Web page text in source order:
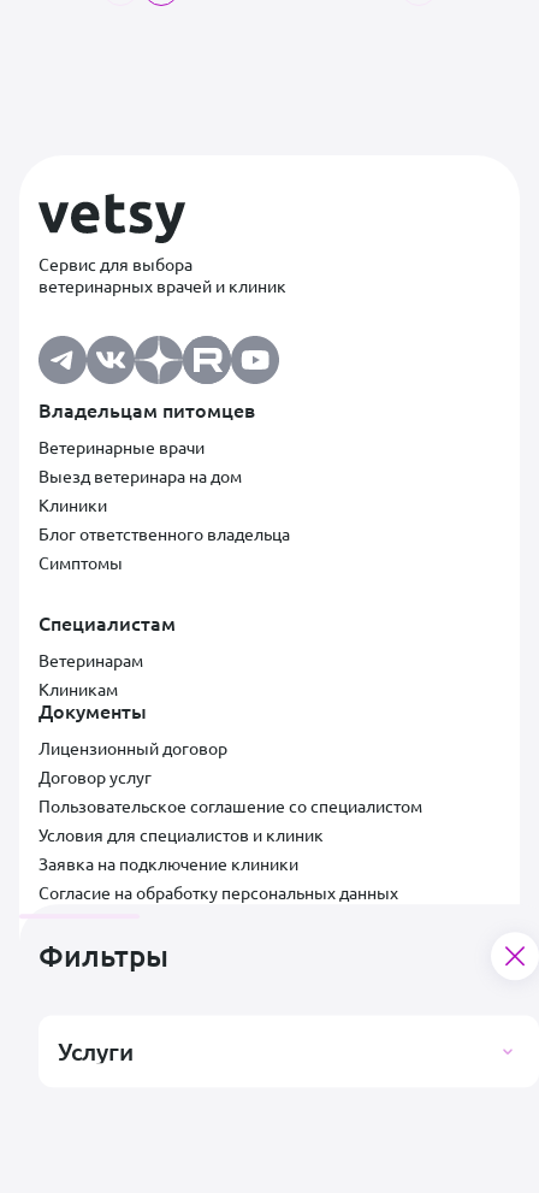
Фильтры
Услуги
Сервис для выбора
ветеринарных врачей и клиник
Владельцам питомцев
Ветеринарные врачи
Выезд ветеринара на дом
Клиники
Блог ответственного владельца
Симптомы
Специалистам
Ветеринарам
Клиникам
Документы
Лицензионный договор
Договор услуг
Пользовательское соглашение со специалистом
Условия для специалистов и клиник
Заявка на подключение клиники
Согласие на обработку персональных данных
Контакты